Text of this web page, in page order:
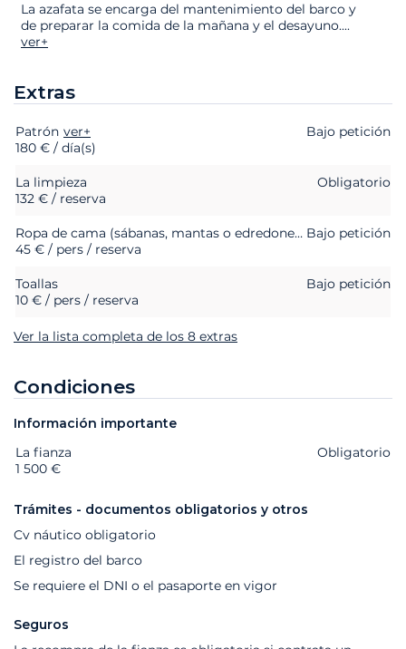
La azafata se encarga del mantenimiento del barco y
de preparar la comida de la mañana y el desayuno....
ver+
Extras
Extras Estado
Patrón ver+
Bajo petición
180 € / día(s)
La limpieza
Obligatorio
132 € / reserva
Ropa de cama (sábanas, mantas o edredones, almohadas y fundas de almohada) Bajo petición
45 € / pers / reserva
Toallas
Bajo petición
10 € / pers / reserva
Ver la lista completa de los 8 extras
Condiciones
Información importante
Extras Estado
La fianza
Obligatorio
1 500 €
Trámites - documentos obligatorios y otros
Cv náutico obligatorio
El registro del barco
Se requiere el DNI o el pasaporte en vigor
Seguros